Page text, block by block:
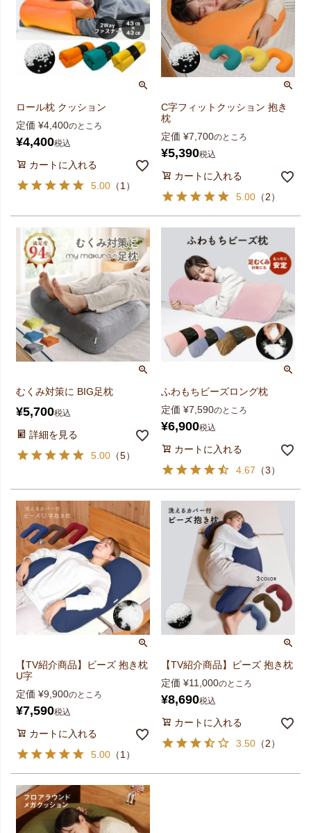
ロール枕 クッション
定価 ¥4,400のところ
¥4,400税込
カートに入れる
5.00 （1 ）
C字フィットクッション 抱き
枕
定価 ¥7,700のところ
¥5,390税込
カートに入れる
5.00 （2）
むくみ対策に BIG足枕
¥5,700税込
詳細を見る
5.00 （5）
ふわもちビーズロング枕
定価 ¥7,590のところ
¥6,900税込
カートに入れる
4.67 （3）
【TV紹介商品】ビーズ 抱き枕
U字
定価 ¥9,900のところ
¥7,590税込
カートに入れる
5.00 （1 ）
【TV紹介商品】ビーズ 抱き枕
定価 ¥11,000のところ
¥8,690税込
カートに入れる
3.50 （2）